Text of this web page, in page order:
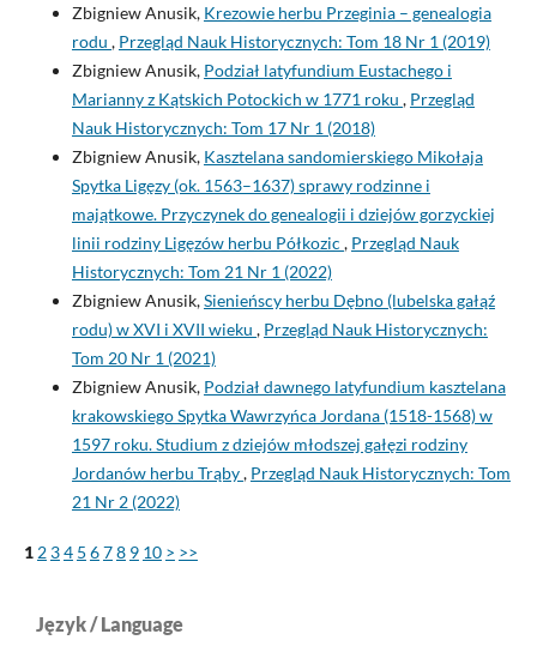
Zbigniew Anusik, Krezowie herbu Przeginia – genealogia
rodu , Przegląd Nauk Historycznych: Tom 18 Nr 1 (2019)
Zbigniew Anusik, Podział latyfundium Eustachego i
Marianny z Kątskich Potockich w 1771 roku , Przegląd
Nauk Historycznych: Tom 17 Nr 1 (2018)
Zbigniew Anusik, Kasztelana sandomierskiego Mikołaja
Spytka Ligęzy (ok. 1563–1637) sprawy rodzinne i
majątkowe. Przyczynek do genealogii i dziejów gorzyckiej
linii rodziny Ligęzów herbu Półkozic , Przegląd Nauk
Historycznych: Tom 21 Nr 1 (2022)
Zbigniew Anusik,Sienieńscy herbu Dębno (lubelska gałąź
rodu) w XVI i XVII wieku , Przegląd Nauk Historycznych:
Tom 20 Nr 1 (2021)
Zbigniew Anusik, Podział dawnego latyfundium kasztelana
krakowskiego Spytka Wawrzyńca Jordana (1518-1568) w
1597 roku. Studium z dziejów młodszej gałęzi rodziny
Jordanów herbu Trąby, Przegląd Nauk Historycznych: Tom
21 Nr 2 (2022)
1 2 34 5 678 9 10 > >>
Język / Language